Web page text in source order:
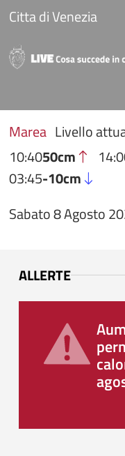
Salta al contenuto
Citta di Venezia
Marea Livello
10:4050cm
03:45-10cm
Sabato 8 Agosto
ALLERTE